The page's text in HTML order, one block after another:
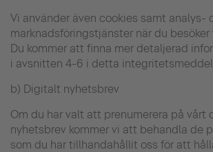
Vi använder även cookies samt analys-
marknadsföringstjänster när du
Du kommer att finna mer detaljerad
i avsnitten 4-6 i detta
b) Digitalt nyhetsbrev
Om du har valt att prenumerera på vårt
nyhetsbrev kommer vi att behandla de
som du har tillhandahållit oss för att